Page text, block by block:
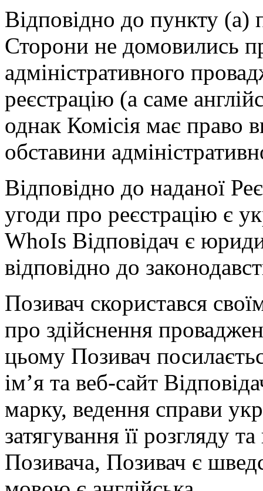
Відповідно до пункту
Сторони не домовились
адміністративного
реєстрацію (а саме
однак Комісія має право
обставини
Відповідно до наданої
угоди про реєстрацію є
WhoIs Відповідач є
відповідно до
Позивач скористався
про здійснення
цьому Позивач
ім’я та веб-сайт
марку, ведення справи
затягування її розгляду
Позивача, Позивач є